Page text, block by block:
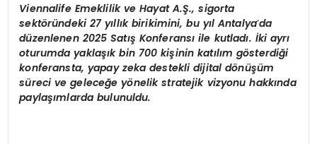
Viennalife Emeklilik ve Hayat A.Ş., sigorta
sektöründeki 27 yıllık birikimini, bu yıl Antalya’da
düzenlenen 2025 Satış Konferansı ile kutladı. İki ayrı
oturumda yaklaşık bin 700 kişinin katılım gösterdiği
konferansta, yapay zeka destekli dijital dönüşüm
süreci ve geleceğe yönelik stratejik vizyonu hakkında
paylaşımlarda bulunuldu.